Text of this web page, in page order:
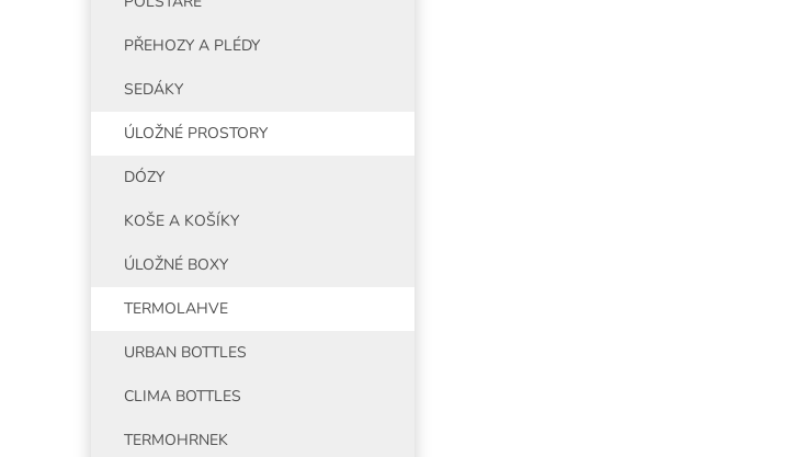
PŘEHOZY A PLÉDY
SEDÁKY
ÚLOŽNÉ PROSTORY
DÓZY
KOŠE A KOŠÍKY
ÚLOŽNÉ BOXY
TERMOLAHVE
URBAN BOTTLES
CLIMA BOTTLES
TERMOHRNEK